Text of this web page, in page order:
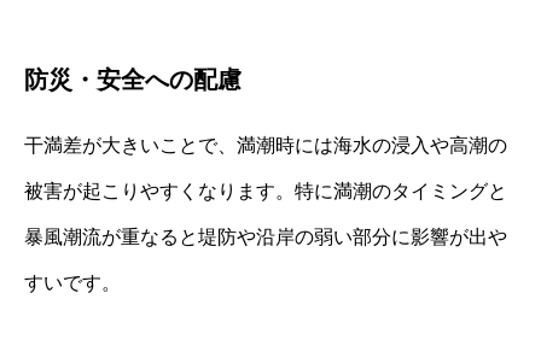
防災・安全への配慮
干満差が大きいことで、満潮時には海水の浸入や高潮の
被害が起こりやすくなります。特に満潮のタイミングと
暴風潮流が重なると堤防や沿岸の弱い部分に影響が出や
すいです。